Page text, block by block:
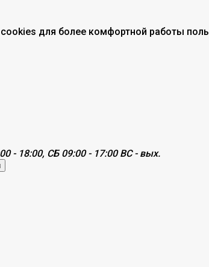
для более комфортной работы
- 18:00, СБ 09:00 - 17:00 ВС - вых.